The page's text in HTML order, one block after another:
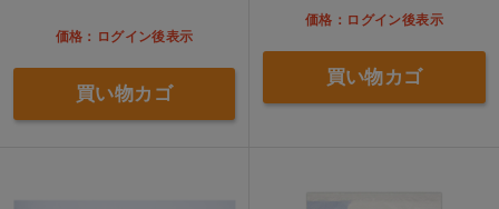
価格：ログイン後表示
買い物カゴ
価格：ログイン後表示
買い物カゴ